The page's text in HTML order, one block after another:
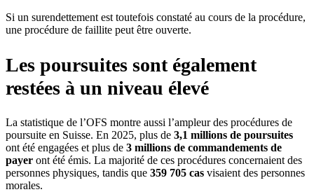
Si un surendettement est toutefois constaté au cours de la procédure,
une procédure de faillite peut être ouverte.
Les poursuites sont également
restées à un niveau élevé
La statistique de l’OFS montre aussi l’ampleur des procédures de
poursuite en Suisse. En 2025, plus de 3,1 millions de poursuites
ont été engagées et plus de 3 millions de commandements de
payer ont été émis. La majorité de ces procédures concernaient des
personnes physiques, tandis que 359 705 cas visaient des personnes
morales.